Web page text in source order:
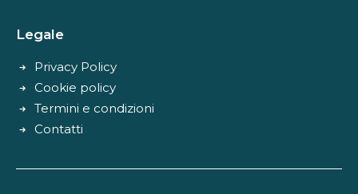
Legale
Privacy Policy
Cookie policy
Termini e condizioni
Contatti